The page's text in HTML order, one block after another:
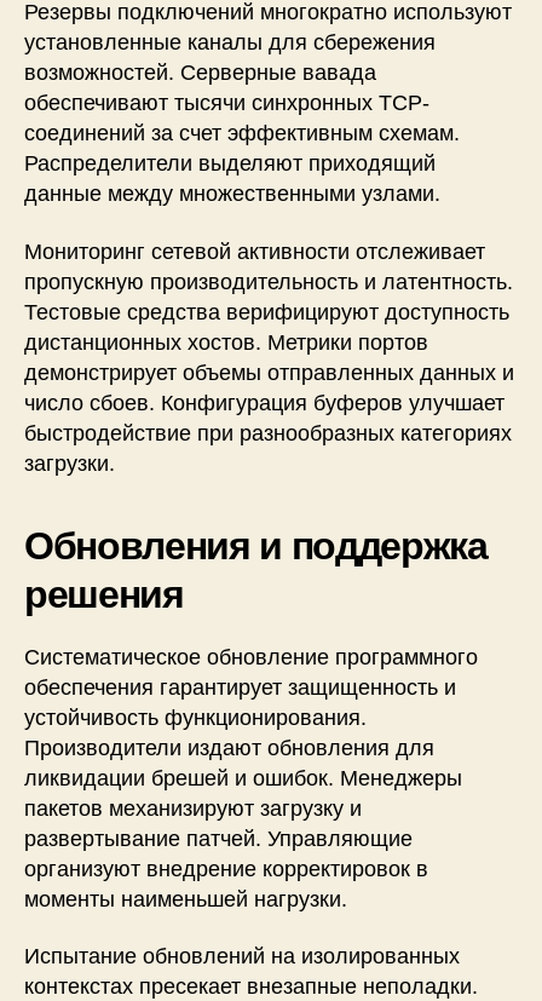
Резервы подключений многократно используют
установленные каналы для сбережения
возможностей. Серверные вавада
обеспечивают тысячи синхронных TCP-
соединений за счет эффективным схемам.
Распределители выделяют приходящий
данные между множественными узлами.
Мониторинг сетевой активности отслеживает
пропускную производительность и латентность.
Тестовые средства верифицируют доступность
дистанционных хостов. Метрики портов
демонстрирует объемы отправленных данных и
число сбоев. Конфигурация буферов улучшает
быстродействие при разнообразных категориях
загрузки.
Обновления и поддержка
решения
Систематическое обновление программного
обеспечения гарантирует защищенность и
устойчивость функционирования.
Производители издают обновления для
ликвидации брешей и ошибок. Менеджеры
пакетов механизируют загрузку и
развертывание патчей. Управляющие
организуют внедрение корректировок в
моменты наименьшей нагрузки.
Испытание обновлений на изолированных
контекстах пресекает внезапные неполадки.